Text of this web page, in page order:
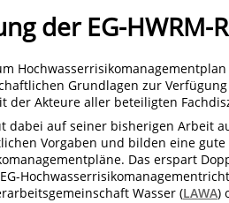
der EG-HWRM-
Grundlagen zur
der Akteure aller beteiligten
dabei auf seiner bisherigen Arbeit
Vorgaben und bilden eine
Das erspart
Wasser (LAWA)